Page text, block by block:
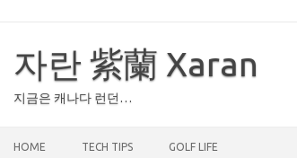
content
자란 紫蘭 Xaran
지금은 캐나다 런던…
HOME TECH TIPS GOLF LIFE